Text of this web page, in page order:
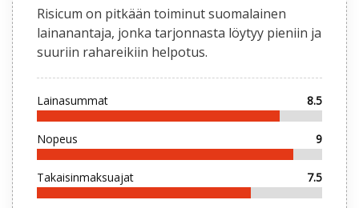
Risicum on pitkään toiminut suomalainen
lainanantaja, jonka tarjonnasta löytyy pieniin ja
suuriin rahareikiin helpotus.
Lainasummat 8.5
Nopeus 9
Takaisinmaksuajat 7.5